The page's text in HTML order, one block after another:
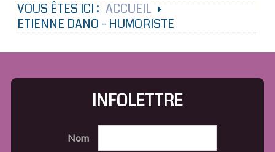
VOUS ÊTES ICI : ACCUEIL
ETIENNE DANO - HUMORISTE
INFOLETTRE
Nom